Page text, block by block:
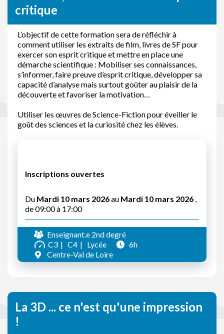
critique
L’objectif de cette formation sera de réfléchir à
comment utiliser les extraits de film, livres de SF pour
exercer son esprit critique et mettre en place une
démarche scientifique : Mobiliser ses connaissances,
s’informer, faire preuve d’esprit critique, développer sa
capacité d’analyse mais surtout goûter au plaisir de la
découverte et favoriser la motivation…
Utiliser les œuvres de Science-Fiction pour éveiller le
goût des sciences et la curiosité chez les élèves.
Inscriptions ouvertes
Du Mardi 10 mars 2026au Mardi 10 mars 2026 ,
de 09:00 à 17:00
Enseignant.e 2nd degré
C3
C4 Lycée
6h
Centre-Val de Loire
La 3D ... ce n'est qu'une impression
!